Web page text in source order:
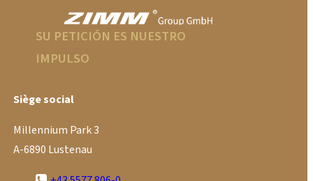
SU PETICIÓN ES NUESTRO
IMPULSO
Siège social
Millennium Park 3
A-6890 Lustenau